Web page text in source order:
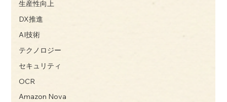
生産性向上
DX推進
AI技術
テクノロジー
セキュリティ
OCR
Amazon Nova